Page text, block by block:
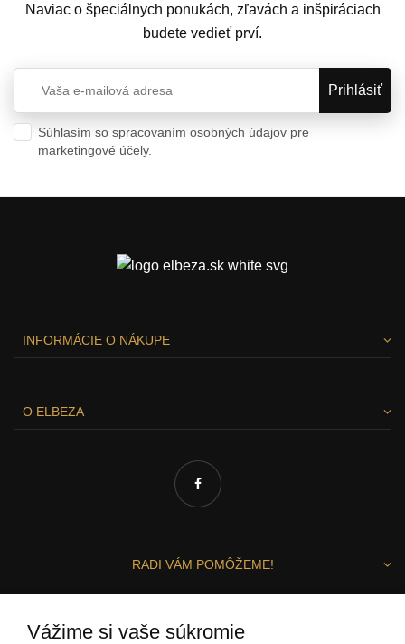
Naviac o špeciálnych ponukách, zľavách a inšpiráciach
budete vedieť prví.
Súhlasím so spracovaním osobných údajov pre
marketingové účely.
INFORMÁCIE O NÁKUPE
O ELBEZA
RADI VÁM POMÔŽEME!
Zuzka a Lenka
Vážime si vaše súkromie